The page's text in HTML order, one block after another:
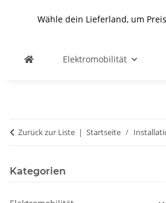
Wähle dein Lieferland, um
Elektromobilität
Zurück zur Liste Startseite
Kategorien